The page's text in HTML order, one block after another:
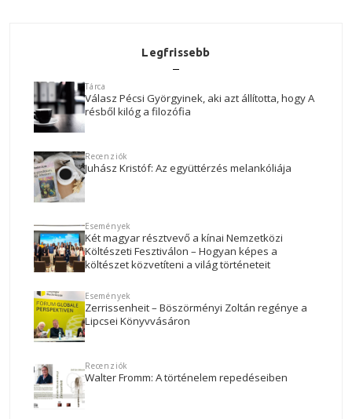
Legfrissebb
Tárca
Válasz Pécsi Györgyinek, aki azt állította, hogy A
résből kilóg a filozófia
Recenziók
Juhász Kristóf: Az együttérzés melankóliája
Események
Két magyar résztvevő a kínai Nemzetközi
Költészeti Fesztiválon – Hogyan képes a
költészet közvetíteni a világ történeteit
Események
Zerrissenheit – Böszörményi Zoltán regénye a
Lipcsei Könyvvásáron
Recenziók
Walter Fromm: A történelem repedéseiben